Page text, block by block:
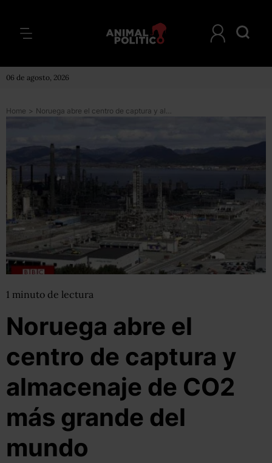
06 de agosto, 2026
Home > Noruega abre el centro de captura y almacenaje de CO2 más grande del mundo
1 minuto de lectura
Noruega abre el
centro de captura y
almacenaje de CO2
más grande del
mundo